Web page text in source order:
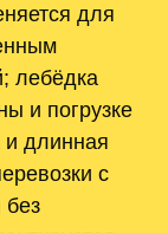
для
лебёдка
и погрузке
длинная
с